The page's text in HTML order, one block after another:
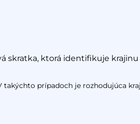
skratka, ktorá identifikuje
takýchto prípadoch je rozhodujúca